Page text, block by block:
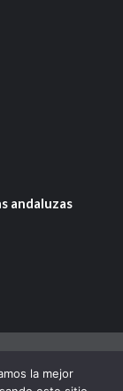
andaluzas
|CoverNews
la mejor